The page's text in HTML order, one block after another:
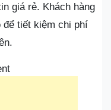
giá rẻ. Khách hàng
để tiết kiệm chi phí